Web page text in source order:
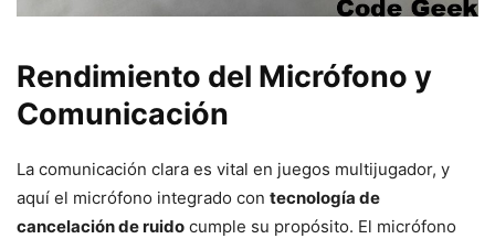
Rendimiento del Micrófono y
Comunicación
La comunicación clara es vital en juegos multijugador, y
aquí el micrófono integrado con tecnología de
cancelación de ruido cumple su propósito. El micrófono